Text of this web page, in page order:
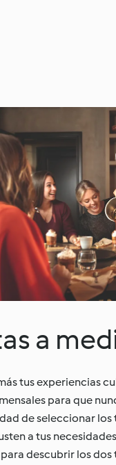
a
tus experiencias
para que
de seleccionar
a tus
descubrir los